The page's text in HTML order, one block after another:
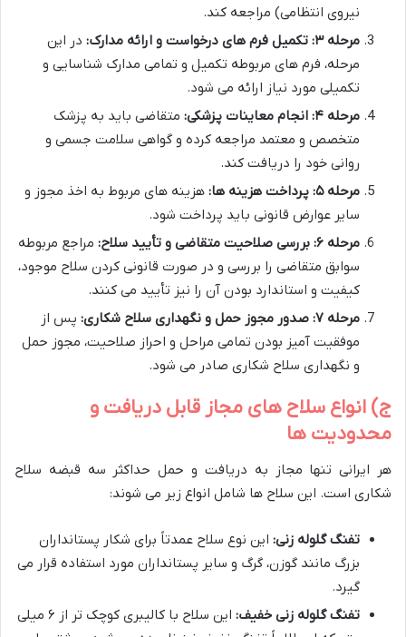
نیروی انتظامی) مراجعه کند.
مرحله ۳: تکمیل فرم های درخواست و ارائه مدارک:
در این
مرحله، فرم های مربوطه تکمیل و تمامی مدارک شناسایی و
تکمیلی مورد نیاز ارائه می شود.
مرحله ۴: انجام معاینات پزشکی:
متقاضی باید به پزشک
متخصص و معتمد مراجعه کرده و گواهی سلامت جسمی و
روانی خود را دریافت کند.
مرحله ۵: پرداخت هزینه ها:
هزینه های مربوط به اخذ مجوز و
سایر عوارض قانونی باید پرداخت شود.
مرحله ۶: بررسی صلاحیت متقاضی و تأیید سلاح:
مراجع مربوطه
سوابق متقاضی را بررسی و در صورت قانونی کردن سلاح موجود،
کیفیت و استاندارد بودن آن را نیز تأیید می کنند.
مرحله ۷: صدور مجوز حمل و نگهداری سلاح شکاری:
پس از
موفقیت آمیز بودن تمامی مراحل و احراز صلاحیت، مجوز حمل
و نگهداری سلاح شکاری صادر می شود.
ج) انواع سلاح های مجاز قابل دریافت و
محدودیت ها
هر ایرانی تنها مجاز به دریافت و حمل حداکثر سه قبضه سلاح
شکاری است. این سلاح ها شامل انواع زیر می شوند:
تفنگ گلوله زنی: این نوع سلاح عمدتاً برای شکار پستانداران
بزرگ مانند گوزن، گرگ و سایر پستانداران مورد استفاده قرار می
گیرد.
تفنگ گلوله زنی خفیف:
این سلاح با کالیبری کوچک تر از ۶ میلی